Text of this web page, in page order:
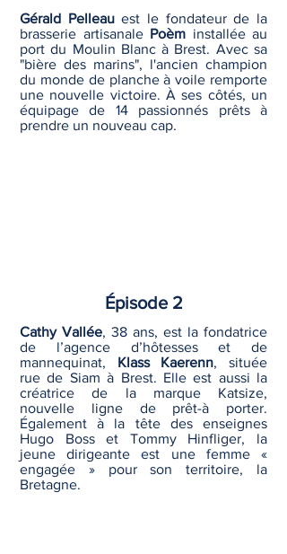
Gérald Pelleauest le fondateur de la
brasserie artisanale Poèm installée au
port du Moulin Blanc à Brest. Avec sa
"bière des marins", l'ancien champion
du monde de planche à voile remporte
une nouvelle victoire. À ses côtés, un
équipage de 14 passionnés prêts à
prendre un nouveau cap.
Épisode 2
Cathy Vallée, 38 ans, est la fondatrice
de l’agence d’hôtesses et de
mannequinat, Klass Kaerenn, située
rue de Siam à Brest. Elle est aussi la
créatrice de la marque Katsize,
nouvelle ligne de prêt-à porter.
Également à la tête des enseignes
Hugo Boss et Tommy Hinfliger, la
jeune dirigeante est une femme «
engagée » pour son territoire, la
Bretagne.